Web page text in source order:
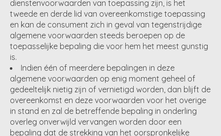
dienstenvoorwaarden van toepassing zijn, is het
tweede en derde lid van overeenkomstige toepassing
en kan de consument zich in geval van tegenstrijdige
algemene voorwaarden steeds beroepen op de
toepasselijke bepaling die voor hem het meest gunstig
is.
Indien één of meerdere bepalingen in deze
algemene voorwaarden op enig moment geheel of
gedeeltelijk nietig zijn of vernietigd worden, dan blijft de
overeenkomst en deze voorwaarden voor het overige
in stand en zal de betreffende bepaling in onderling
overleg onverwijld vervangen worden door een
bepaling dat de strekking van het oorspronkelijke